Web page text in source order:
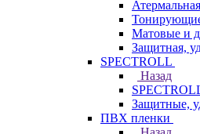
Матовые и
Защитная,
SPECTROLL
Назад
Защитные,
ПВХ пленки